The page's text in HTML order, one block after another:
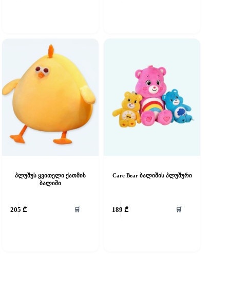
პლუშუს ყვითელი ქათმის
ბალიში
205₾ 🛒
Care Bear ბალიშის პლუშური
189₾ 🛒